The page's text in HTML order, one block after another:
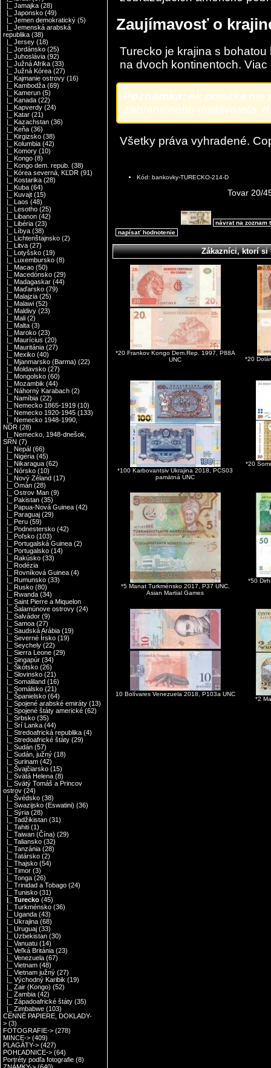
|_ Jamajka (28)
|_ Japonsko (49)
|_ Jemen demokratický (5)
|_ Jemenská arabská
republika (38)
|_ Jersey (18)
|_ Jordánsko (25)
|_ Juhoslávia (92)
|_ Južná Afrika (33)
|_ Južná Kórea (27)
|_ Kajmanie ostrovy (16)
|_ Kambodža (69)
|_ Kamerun (5)
|_ Kanada (22)
|_ Kapverdy (24)
|_ Katar (21)
|_ Kazachstan (36)
|_ Keňa (36)
|_ Kirgizsko (38)
|_ Kolumbia (42)
|_ Komory (10)
|_ Kongo (8)
|_ Kongo dem. repub. (38)
|_ Kórea severná, KĽDR (91)
|_ Kostarika (28)
|_ Kuba (64)
|_ Kuvajt (15)
|_ Laos (48)
|_ Lesotho (25)
|_ Libanon (42)
|_ Libéria (23)
|_ Líbya (38)
|_ Lichtenštajnsko (2)
|_ Litva (27)
|_ Lotyšsko (19)
|_ Luxembursko (8)
|_ Macao (50)
|_ Macedónsko (29)
|_ Madagaskar (44)
|_ Maďarsko (79)
|_ Malajzia (25)
|_ Malawi (52)
|_ Maldivy (23)
|_ Mali (2)
|_ Malta (3)
|_ Maroko (23)
|_ Maurícius (20)
|_ Mauritánia (27)
|_ Mexiko (40)
|_ Mjanmarsko (Barma) (22)
|_ Moldavsko (27)
|_ Mongolsko (60)
|_ Mozambik (44)
|_ Náhorný Karabach (2)
|_ Namíbia (22)
|_ Nemecko 1865-1919 (10)
|_ Nemecko 1920-1945 (133)
|_ Nemecko 1948-1990,
NDR (28)
|_ Nemecko, 1948-dnešok,
SRN (7)
|_ Nepál (66)
|_ Nigéria (45)
|_ Nikaragua (62)
|_ Nórsko (10)
|_ Nový Zéland (17)
|_ Omán (28)
|_ Ostrov Man (9)
|_ Pakistan (35)
|_ Papua-Nová Guinea (42)
|_ Paraguaj (29)
|_ Peru (59)
|_ Podnestersko (42)
|_ Poľsko (103)
|_ Portugalská Guinea (2)
|_ Portugalsko (14)
|_ Rakúsko (33)
|_ Rodézia
|_ Rovníková Guinea (4)
|_ Rumunsko (33)
|_ Rusko (80)
|_ Rwanda (34)
|_ Saint Pierre a Miquelon
|_ Šalamúnove ostrovy (24)
|_ Salvádor (9)
|_ Samoa (27)
|_ Saudská Arábia (19)
|_ Severné Írsko (19)
|_ Seychely (22)
|_ Sierra Leone (29)
|_ Singapúr (34)
|_ Škótsko (26)
|_ Slovinsko (21)
|_ Somaliland (16)
|_ Somálsko (21)
|_ Španielsko (64)
|_ Spojené arabské emiráty (13)
|_ Spojené štáty americké (62)
|_ Srbsko (35)
|_ Srí Lanka (44)
|_ Stredoafrická republika (4)
|_ Stredoafrické štáty (29)
|_ Sudán (57)
|_ Sudán, južný (18)
|_ Surinam (42)
|_ Švajčiarsko (15)
|_ Svätá Helena (8)
|_ Svätý Tomáš a Princov
ostrov (24)
|_ Švédsko (38)
|_ Swazijsko (Eswatini) (36)
|_ Sýria (28)
|_ Tadžikistan (31)
|_ Tahiti (1)
|_ Taiwan (Čína) (29)
|_ Taliansko (32)
|_ Tanzánia (28)
|_ Tatársko (2)
|_ Thajsko (54)
|_ Timor (3)
|_ Tonga (26)
|_ Trinidad a Tobago (24)
|_ Tunisko (31)
|_ Turecko (45)
|_ Turkménsko (36)
|_ Uganda (43)
|_ Ukrajina (68)
|_ Uruguaj (33)
|_ Uzbekistan (30)
|_ Vanuatu (14)
|_ Veľká Británia (23)
|_ Venezuela (67)
|_ Vietnam (48)
|_ Vietnam južný (27)
|_ Východný Karibik (19)
|_ Zair (Kongo) (52)
|_ Zambia (42)
|_ Západoafrické štáty (35)
|_ Zimbabwe (103)
CENNÉ PAPIERE, DOKLADY-
> (3)
FOTOGRAFIE-> (278)
MINCE-> (409)
PLAGÁTY-> (427)
POHĽADNICE-> (64)
Portréty podľa fotografie (8)
Zaujímavosť o
Turecko je krajina s
na dvoch kontinentoch.
Poznámka: Ak položka nie
zahraničného dodávateľa,
Všetky práva vyhradené.
Kód: bankovky-TURECKO-214-D
Tovar 20/
návrat na zoznam
napísať hodnotenie
Zákazníci, ktorí si
*20 Frankov Kongo Dem.Rep. 1997, P88A
UNC
*20
*100 Karbovantsiv Ukrajina 2018, PCS03
pamätná UNC
*20
*5 Manat Turkménsko 2017, P37 UNC,
Asian Martial Games
*50
10 Bolívares Venezuela 2018, P103a UNC
*2